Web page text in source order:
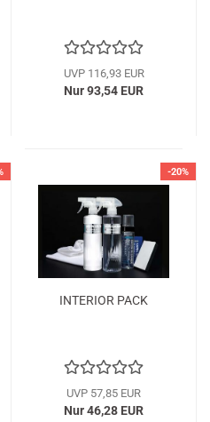
UVP 116,93 EUR
Nur 93,54 EUR
-20%
INTERIOR PACK
UVP 57,85 EUR
Nur 46,28 EUR